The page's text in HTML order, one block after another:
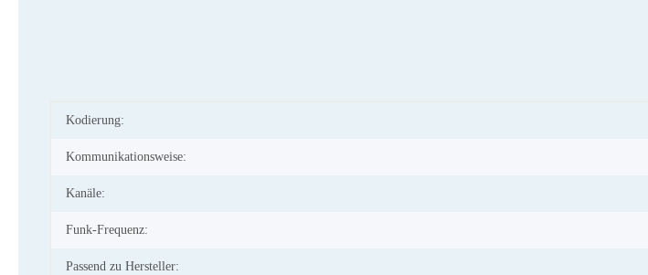
Produkteigenschaft
Wert
Kodierung:
Kommunikationsweise:
Kanäle:
Funk-Frequenz:
Passend zu Hersteller: